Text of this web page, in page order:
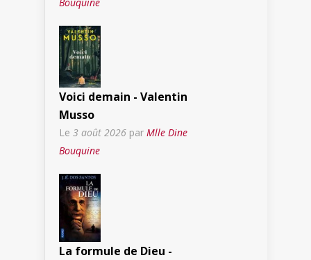
Voici demain - Valentin
Musso
Le 3 août 2026 par Mlle Dine
Bouquine
La formule de Dieu -